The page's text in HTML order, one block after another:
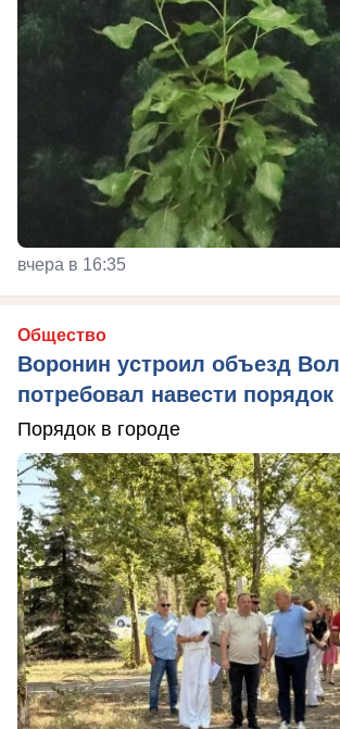
вчера в 16:35
Общество
Воронин устроил объезд
потребовал навести порядок
Порядок в городе